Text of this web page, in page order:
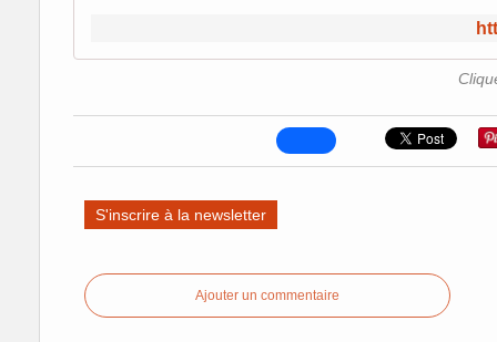
S'inscrire à la newsletter
Ajouter un commentaire